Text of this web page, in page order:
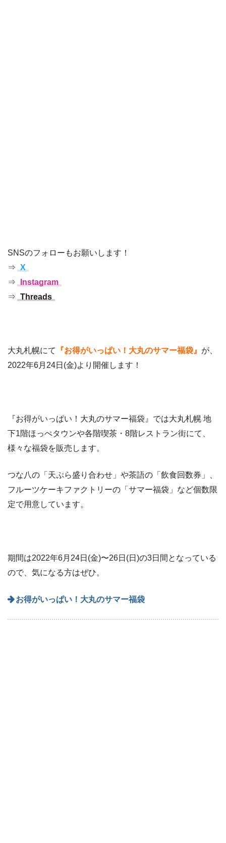
SNSのフォローもお願いします！
⇒ X
⇒
Instagram
⇒ Threads
大丸札幌にて 『お得がいっぱい！大丸のサマー福袋』 が、
2022年6月24日(金)より開催します！
『お得がいっぱい！大丸のサマー福袋』では大丸札幌 地
下1階ほっぺタウンや各階喫茶・8階レストラン街にて、
様々な福袋を販売します。
つな八の「天ぷら盛り合わせ」や茶語の「飲食回数券」、
フルーツケーキファクトリーの「サマー福袋」など個数限
定で用意しています。
期間は2022年6月24日(金)〜26日(日)の3日間となっている
ので、気になる方はぜひ。
お得がいっぱい！大丸のサマー福袋